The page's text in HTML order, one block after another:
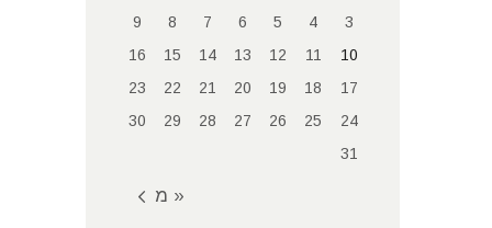
3
4
5
6
7
8
9
10
11
12
13
14
15
16
17
18
19
20
21
22
23
24
25
26
27
28
29
30
31
« מאי